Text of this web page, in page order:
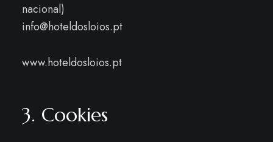
nacional)
info@hoteldosloios.pt
www.hoteldosloios.pt
3. Cookies